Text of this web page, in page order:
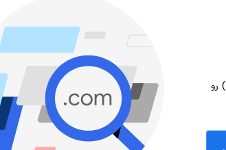
(مثلا myname.top) رو